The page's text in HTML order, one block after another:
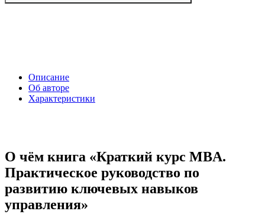
Описание
Об авторе
Характеристики
О чём книга «Краткий курс MBA.
Практическое руководство по
развитию ключевых навыков
управления»